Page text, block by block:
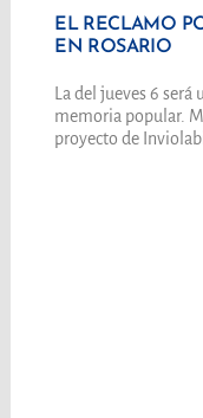
EL RECLAMO
EN ROSARIO
La del jueves 6 será
memoria popular.
proyecto de